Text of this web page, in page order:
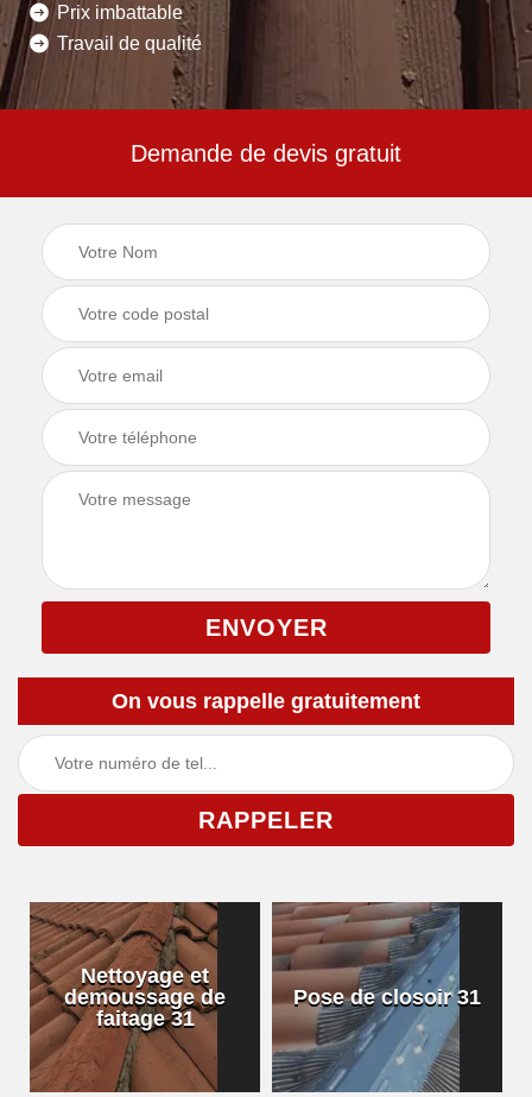
Prix imbattable
Travail de qualité
Demande de devis gratuit
On vous rappelle gratuitement
Nettoyage et
demoussage de
faitage 31
Pose de closoir 31